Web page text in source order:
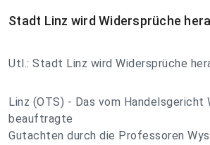
Stadt Linz wird Widersprüche
Utl.: Stadt Linz wird Widersprüche
Linz (OTS) - Das vom Handelsgericht
beauftragte
Gutachten durch die Professoren